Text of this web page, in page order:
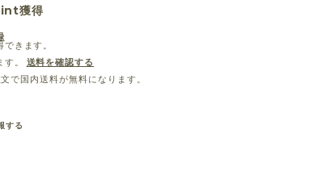
獲得
きます。
。
送料を確認する
で国内送料が無料になります。
する